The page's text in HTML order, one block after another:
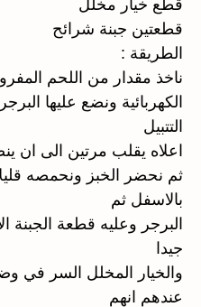
قطع خيار مخلل
قطعتين جبنة شرائح
الطريقة :
ناخذ مقدار من اللحم
الكهربائية ونضع عليها
التتبيل
اعلاه يقلب مرتين الى ان
ثم نحضر الخبز ونحمصه
بالاسفل ثم
البرجر وعليه قطعة الجبنة
جيدا
والخيار المخلل السر في
عندهم انهم